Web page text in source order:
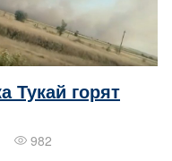
Тукай горят
982